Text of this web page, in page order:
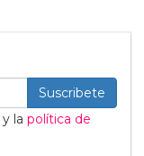
Suscribete
y la política de